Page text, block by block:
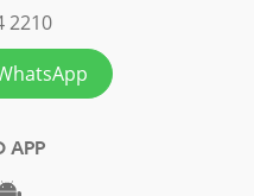
2210
APP